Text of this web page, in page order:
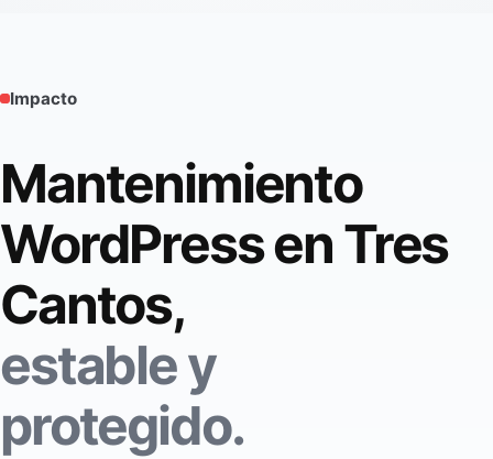
Impacto
Mantenimiento
WordPress en Tres
Cantos,
estable y
protegido.